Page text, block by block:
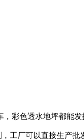
彩色透水地坪都能
工厂可以直接生产